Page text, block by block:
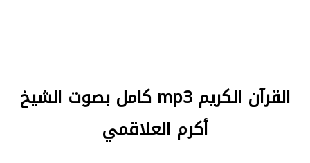
القرآن الكريم mp3 كامل بصوت الشيخ
أكرم العلاقمي